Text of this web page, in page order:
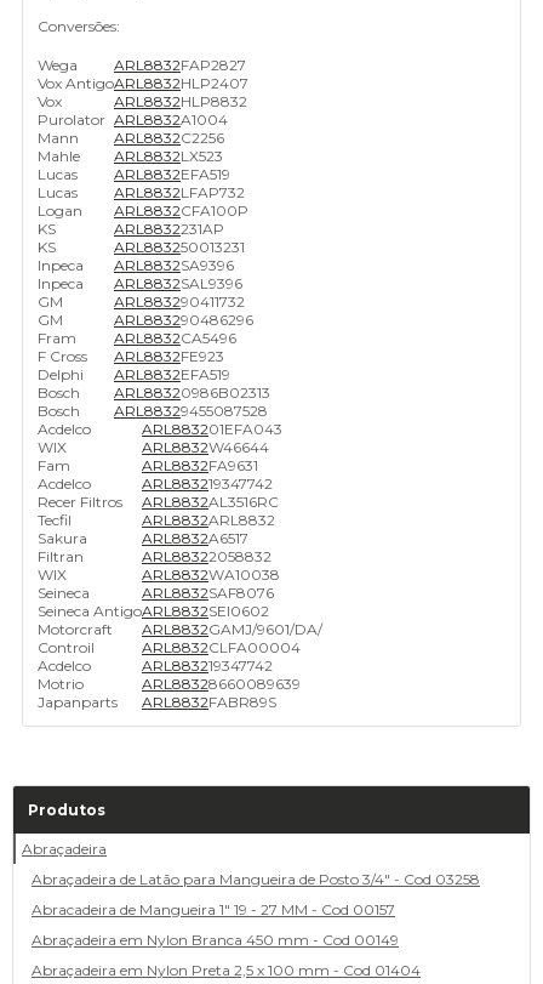
Conversões:
Wega ARL8832FAP2827
Vox AntigoARL8832HLP2407
Vox
ARL8832HLP8832
Purolator ARL8832A1004
Mann
ARL8832C2256
Mahle
ARL8832LX523
Lucas
ARL8832EFA519
Lucas
ARL8832LFAP732
Logan
ARL8832CFA100P
KS
ARL8832231AP
KS
ARL883250013231
Inpeca
ARL8832SA9396
Inpeca
ARL8832SAL9396
GM
ARL883290411732
GM
ARL883290486296
Fram
ARL8832CA5496
F Cross
ARL8832FE923
Delphi
ARL8832EFA519
Bosch
ARL88320986B02313
Bosch
ARL88329455087528
Acdelco
ARL883201EFA043
WIX
ARL8832W46644
Fam
ARL8832FA9631
Acdelco
ARL883219347742
Recer Filtros
ARL8832AL3516RC
Tecfil
ARL8832ARL8832
Sakura
ARL8832A6517
Filtran
ARL88322058832
WIX
ARL8832WA10038
Seineca
ARL8832SAF8076
Seineca AntigoARL8832SEI0602
Motorcraft
ARL8832GAMJ/9601/DA/
Controil
ARL8832CLFA00004
Acdelco
ARL883219347742
Motrio
ARL88328660089639
Japanparts
ARL8832FABR89S
Produtos
Abraçadeira
Abraçadeira de Latão para Mangueira de Posto 3/4" - Cod 03258
Abracadeira de Mangueira 1" 19 - 27 MM - Cod 00157
Abraçadeira em Nylon Branca 450 mm - Cod 00149
Abraçadeira em Nylon Preta 2,5 x 100 mm - Cod 01404